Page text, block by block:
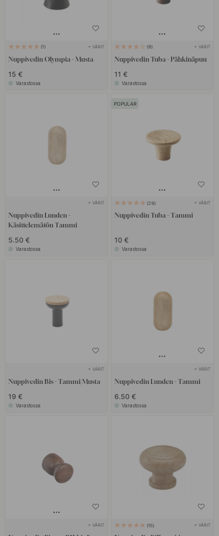
1 + VÄRIT
Nuppivedin Olympia - Musta
15 €
Varastossa
8 + VÄRIT
Nuppivedin Tuba - Pähkinäpuu
11 €
Varastossa
+ VÄRIT
Nuppivedin Lunden -
Käsittelemätön Tammi
5.50 €
Varastossa
POPULAR
29 + VÄRIT
Nuppivedin Tuba - Tammi
10 €
Varastossa
+ VÄRIT
Nuppivedin Bis - Tammi/Musta
19 €
Varastossa
+ VÄRIT
Nuppivedin Lunden - Tammi
6.50 €
Varastossa
+ VÄRIT 15 + VÄRIT